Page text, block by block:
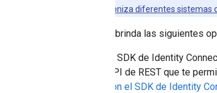
Sincroniza diferentes sistemas
Google brinda las siguientes
El SDK de Identity
API de REST que te
con el SDK de Identity